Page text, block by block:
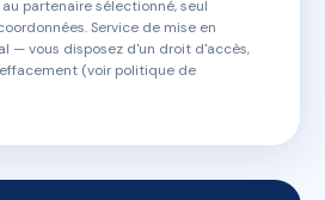
partenaire sélectionné, seul
Service de mise en
— vous disposez d'un droit d'accès,
(voir politique de